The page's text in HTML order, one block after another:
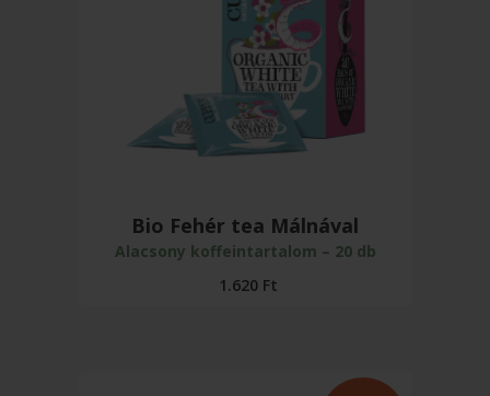
Bio Fehér tea Málnával
Alacsony koffeintartalom – 20 db
1.620 Ft